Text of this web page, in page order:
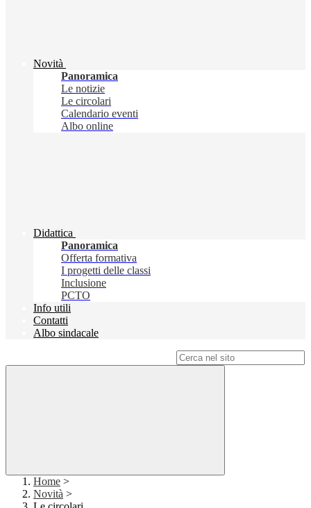
Novità
Panoramica
Le notizie
Le circolari
Calendario eventi
Albo online
Didattica
Panoramica
Offerta formativa
I progetti delle classi
Inclusione
PCTO
Info utili
Contatti
Albo sindacale
Home >
Novità >